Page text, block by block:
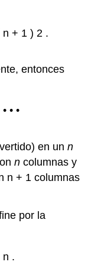
n + 1 ) 2 .
entonces
• • •
en unn
n columnas y
n + 1 columnas
por la
n .